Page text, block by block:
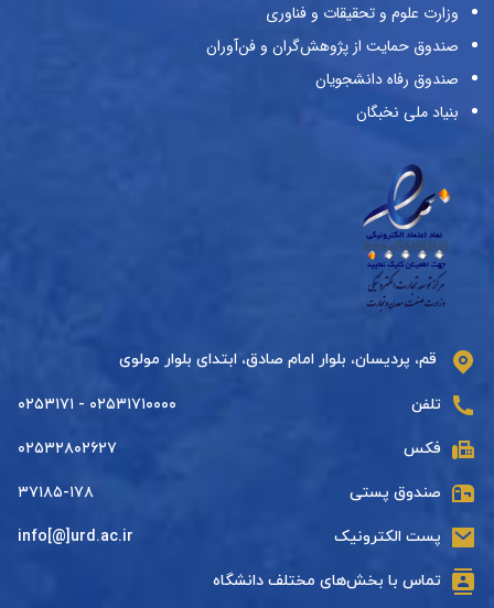
وزارت علوم و تحقیقات و فناوری
صندوق حمایت از پژوهش‌گران و فن‌آوران
صندوق رفاه دانشجویان
بنیاد ملی نخبگان
قم، پردیسان، بلوار امام صادق، ابتدای بلوار مولوی
تلفن ۰۲۵۳۱۷۱۰۰۰۰ - ۰۲۵۳۱۷۱
فکس ۰۲۵۳۲۸۰۲۶۲۷
صندوق پستی ۳۷۱۸۵-۱۷۸
پست الکترونیک info[@]urd.ac.ir
تماس با بخش‌های مختلف دانشگاه